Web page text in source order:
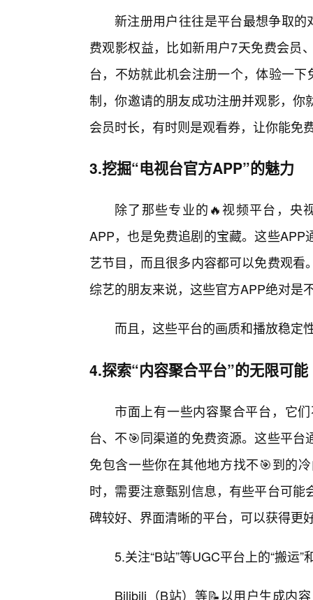
新注册用户往往是平台最想争取的
费观影权益，比如新用户7天免费会员
台，不妨就此机会注册一个，体验一
制，你邀请的朋友成功注册并观影，
会员时长，有时则是观看券，让你能免
3.挖掘“电视台官方APP”的魅力
除了那些专业的🔥视频平台，央
APP，也是免费追剧的宝藏。这些
艺节目，而且很多内容都可以免费观
综艺的朋友来说，这些官方APP绝对是
而且，这些平台的画质和播放稳定
4.探索“内容聚合平台”的无限可能
市面上有一些内容聚合平台，它
台、不🎯同渠道的免费资源。这些平
免包含一些你在其他地方找不🎯到的
时，需要注意甄别信息，有些平台可
碑较好、界面清晰的平台，可以获得更
5.关注“B站”等UGC平台上的“搬运”
Bilibili（B站）等📝以用户生成内